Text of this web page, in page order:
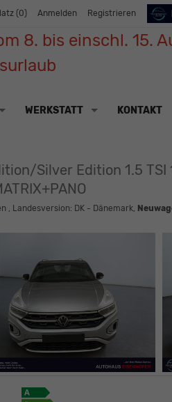
(0) Anmelden Registrieren
8. bis einschl. 15.
WERKSTATT KONTAKT
Silver Edition 1.5 TSI
, Landesversion: DK - Dänemark,